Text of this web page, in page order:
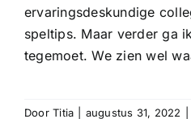
ervaringsdeskundige
speltips. Maar verder ga
tegemoet. We zien wel
DoorTitia augustus 31, 2022